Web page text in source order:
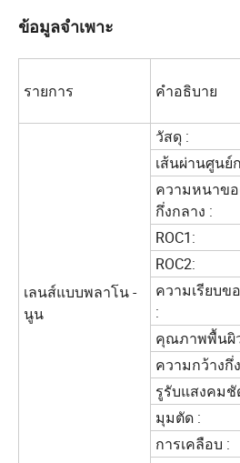
ข้อมูลจำเพาะ
รายการ คำอธิบาย
เลนส์แบบพลาโน -
นูน
วัสดุ :
เส้นผ่านศูนย์
ความหนาขอ
กึ่งกลาง :
ROC1:
ROC2:
ความเรียบข
:
คุณภาพพื้นผิ
ความกว้างกึ่
รูรับแสงคมชั
มุมตัด :
การเคลือบ :